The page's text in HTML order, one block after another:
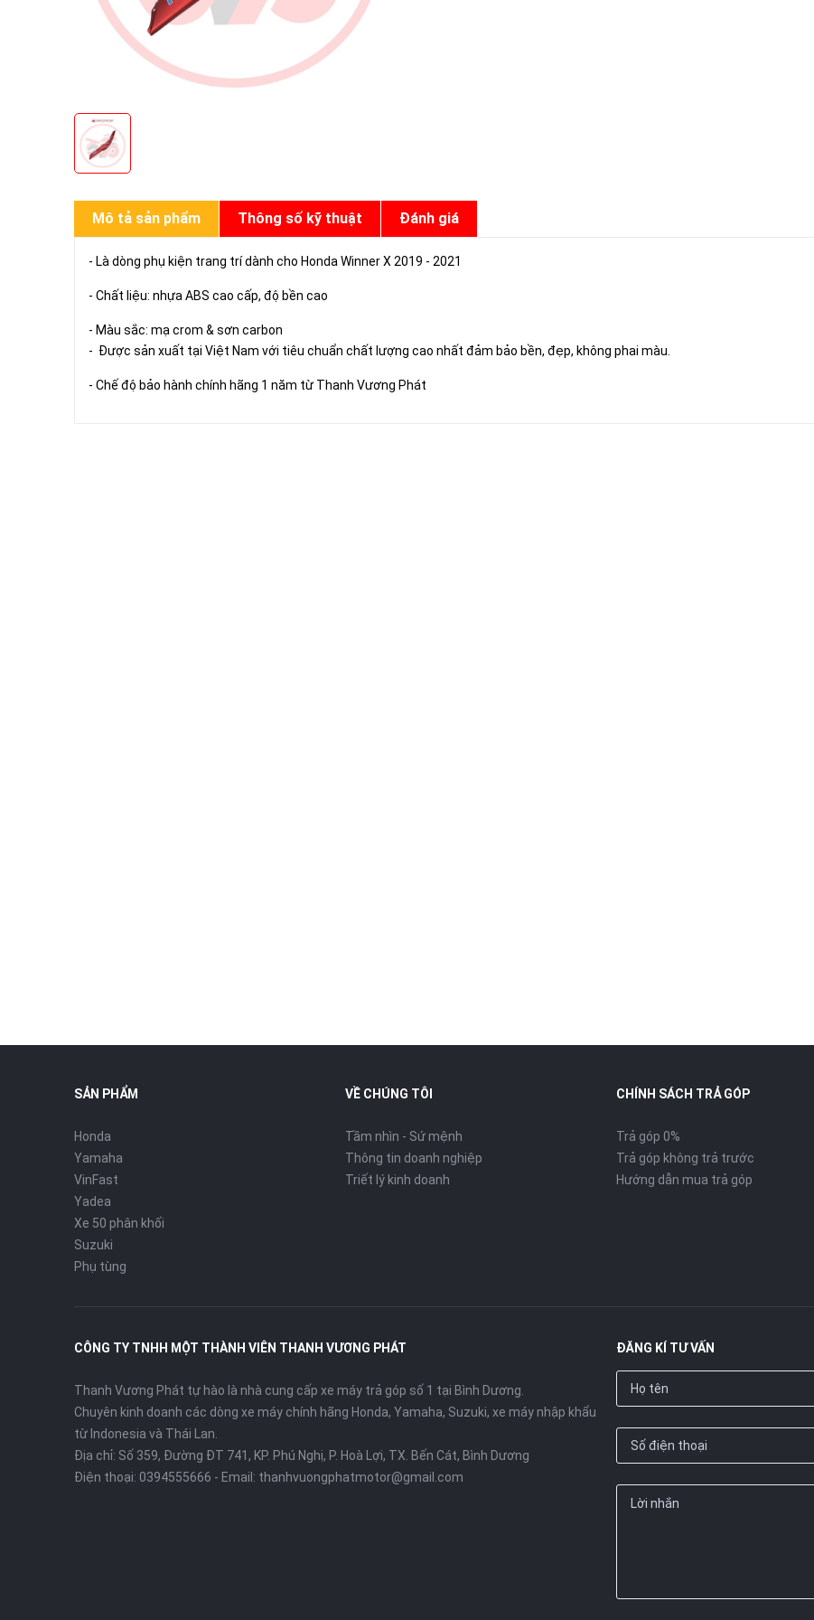
Mô tả sản phẩm Thông số kỹ thuật Đánh giá
- Là dòng phụ kiện trang trí dành cho Honda Winner X 2019 - 2021
- Chất liệu: nhựa ABS cao cấp, độ bền cao
- Màu sắc: mạ crom & sơn carbon
- Được sản xuất tại Việt Nam với tiêu chuẩn chất lượng cao nhất đảm bảo bền, đẹp, không phai màu.
- Chế độ bảo hành chính hãng 1 năm từ Thanh Vương Phát
SẢN PHẨM
Honda
Yamaha
VinFast
Yadea
Xe 50 phân khối
Suzuki
Phụ tùng
VỀ CHÚNG TÔI
Tầm nhìn - Sứ mệnh
Thông tin doanh nghiệp
Triết lý kinh doanh
CHÍNH SÁCH TRẢ GÓP
Trả góp 0%
Trả góp không trả trước
Hướng dẫn mua trả góp
CÔNG TY TNHH MỘT THÀNH VIÊN THANH VƯƠNG PHÁT
Thanh Vương Phát tự hào là nhà cung cấp xe máy trả góp số 1 tại Bình Dương.
Chuyên kinh doanh các dòng xe máy chính hãng Honda, Yamaha, Suzuki, xe máy nhập khẩu
từ Indonesia và Thái Lan.
Địa chỉ: Số 359, Đường ĐT 741, KP. Phú Nghị, P. Hoà Lợi, TX. Bến Cát, Bình Dương
Điện thoại: 0394555666 - Email: thanhvuongphatmotor@gmail.com
ĐĂNG KÍ TƯ VẤN